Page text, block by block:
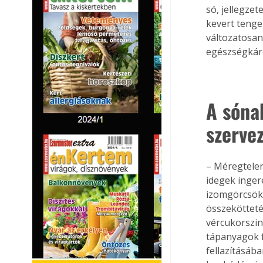
só,
kevert
A
–
idegek
tápanyagok